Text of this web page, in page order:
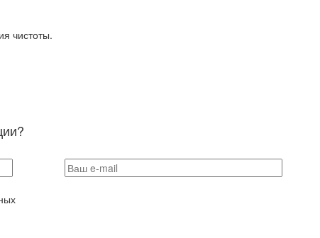
чистоты.